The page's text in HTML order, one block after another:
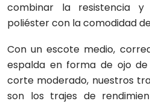
combinar la resistencia
poliéster con la comodidad
Con un escote medio,
espalda en forma de ojo
corte moderado, nuestros
son los trajes de